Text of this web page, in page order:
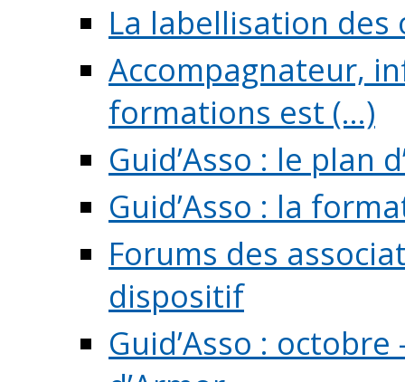
La labellisation
Accompagnateur,
formations est (...)
Guid’Asso : le plan
Guid’Asso : la
Forums des
dispositif
Guid’Asso :